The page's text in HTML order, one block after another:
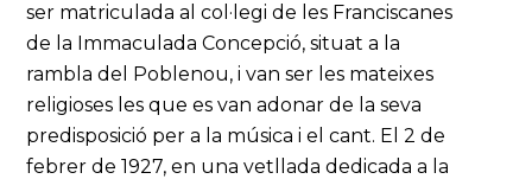
ser matriculada al col·legi de les Franciscanes
de la Immaculada Concepció, situat a la
rambla del Poblenou, i van ser les mateixes
religioses les que es van adonar de la seva
predisposició per a la música i el cant. El 2 de
febrer de 1927, en una vetllada dedicada a la